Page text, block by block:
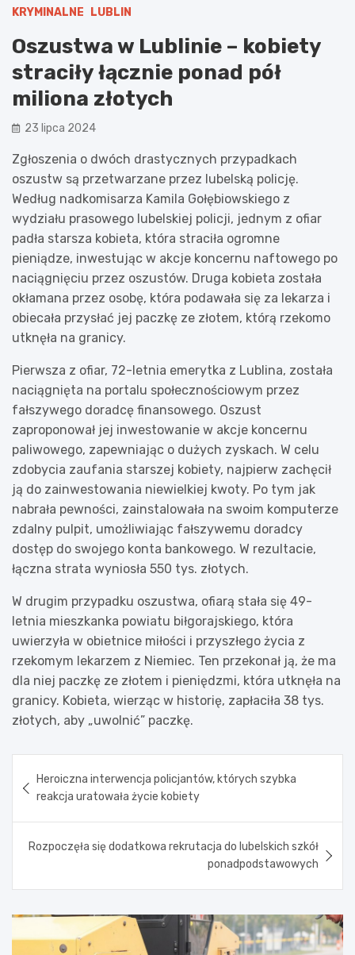
KRYMINALNE LUBLIN
Oszustwa w Lublinie – kobiety
straciły łącznie ponad pół
miliona złotych
23 lipca 2024
Zgłoszenia o dwóch drastycznych przypadkach
oszustw są przetwarzane przez lubelską policję.
Według nadkomisarza Kamila Gołębiowskiego z
wydziału prasowego lubelskiej policji, jednym z ofiar
padła starsza kobieta, która straciła ogromne
pieniądze, inwestując w akcje koncernu naftowego po
naciągnięciu przez oszustów. Druga kobieta została
okłamana przez osobę, która podawała się za lekarza i
obiecała przysłać jej paczkę ze złotem, którą rzekomo
utknęła na granicy.
Pierwsza z ofiar, 72-letnia emerytka z Lublina, została
naciągnięta na portalu społecznościowym przez
fałszywego doradcę finansowego. Oszust
zaproponował jej inwestowanie w akcje koncernu
paliwowego, zapewniając o dużych zyskach. W celu
zdobycia zaufania starszej kobiety, najpierw zachęcił
ją do zainwestowania niewielkiej kwoty. Po tym jak
nabrała pewności, zainstalowała na swoim komputerze
zdalny pulpit, umożliwiając fałszywemu doradcy
dostęp do swojego konta bankowego. W rezultacie,
łączna strata wyniosła 550 tys. złotych.
W drugim przypadku oszustwa, ofiarą stała się 49-
letnia mieszkanka powiatu biłgorajskiego, która
uwierzyła w obietnice miłości i przyszłego życia z
rzekomym lekarzem z Niemiec. Ten przekonał ją, że ma
dla niej paczkę ze złotem i pieniędzmi, która utknęła na
granicy. Kobieta, wierząc w historię, zapłaciła 38 tys.
złotych, aby „uwolnić” paczkę.
wpisu
Heroiczna interwencja policjantów, których szybka
reakcja uratowała życie kobiety
Rozpoczęła się dodatkowa rekrutacja do lubelskich szkół
ponadpodstawowych